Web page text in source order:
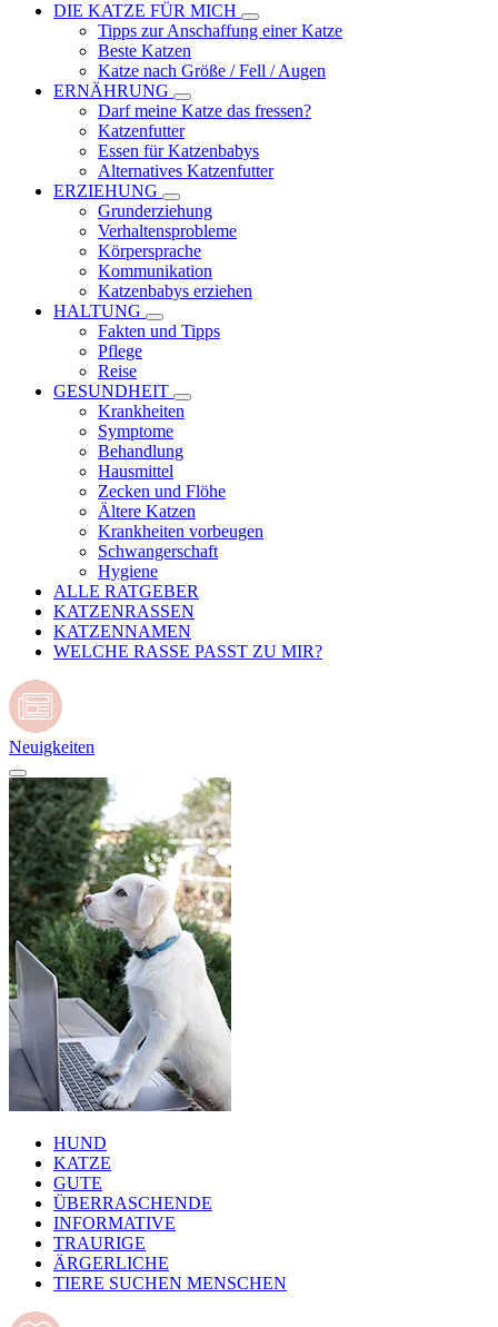
DIE KATZE FÜR MICH
Tipps zur Anschaffung einer Katze
Beste Katzen
Katze nach Größe / Fell / Augen
ERNÄHRUNG
Darf meine Katze das fressen?
Katzenfutter
Essen für Katzenbabys
Alternatives Katzenfutter
ERZIEHUNG
Grunderziehung
Verhaltensprobleme
Körpersprache
Kommunikation
Katzenbabys erziehen
HALTUNG
Fakten und Tipps
Pflege
Reise
GESUNDHEIT
Krankheiten
Symptome
Behandlung
Hausmittel
Zecken und Flöhe
Ältere Katzen
Krankheiten vorbeugen
Schwangerschaft
Hygiene
ALLE RATGEBER
KATZENRASSEN
KATZENNAMEN
WELCHE RASSE PASST ZU MIR?
Neuigkeiten
HUND
KATZE
GUTE
ÜBERRASCHENDE
INFORMATIVE
TRAURIGE
ÄRGERLICHE
TIERE SUCHEN MENSCHEN